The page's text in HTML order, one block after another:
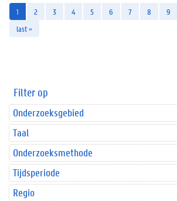
1 2 3 4 5 6 7 8 9
last »
Filter op
Onderzoeksgebied
Taal
Onderzoeksmethode
Tijdsperiode
Regio